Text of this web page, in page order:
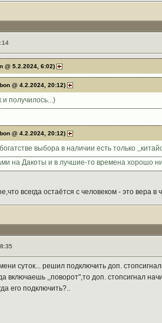
@ 5.2.2024, 6:02)
@ 4.2.2024, 20:12)
и получилось...)
@ 4.2.2024, 20:12)
выбора в наличии есть только
на Дакоты и в лучшие-то времена хорошо
всегда остаётся с человеком - это вера в
суток... решил подключить доп.
включаешь ,,поворот",то доп. стопсигнал
его подключить?..